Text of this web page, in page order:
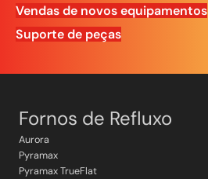
Vendas de novos equipamentos
Suporte de peças
Fornos de Refluxo
Aurora
Pyramax
Pyramax TrueFlat